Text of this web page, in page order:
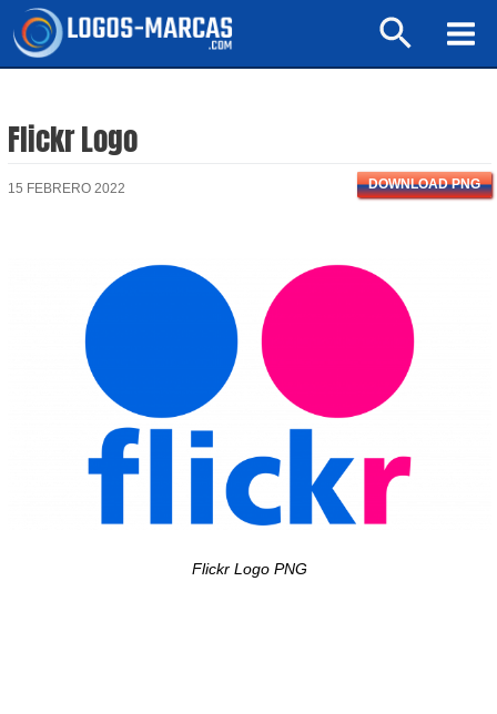
Buscar
Flickr Logo
15 FEBRERO 2022 DOWNLOAD PNG
Flickr Logo PNG